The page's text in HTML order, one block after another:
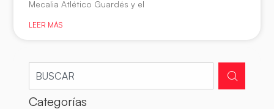
Mecalia Atlético Guardés y el
LEER MÁS
Categorías